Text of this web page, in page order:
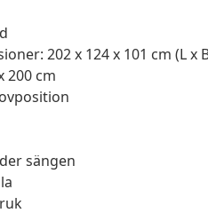
202 x 124 x 101 cm (L x
200 cm
sängen